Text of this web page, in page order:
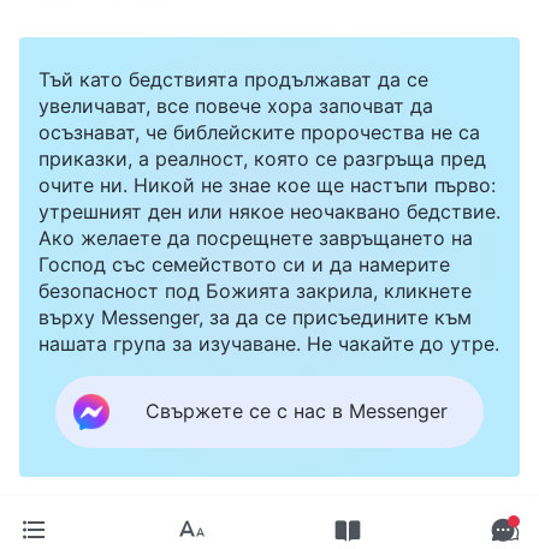
Тъй като бедствията продължават да се
увеличават, все повече хора започват да
осъзнават, че библейските пророчества не са
приказки, а реалност, която се разгръща пред
очите ни. Никой не знае кое ще настъпи първо:
утрешният ден или някое неочаквано бедствие.
Ако желаете да посрещнете завръщането на
Господ със семейството си и да намерите
безопасност под Божията закрила, кликнете
върху Messenger, за да се присъедините към
нашата група за изучаване. Не чакайте до утре.
Свържете се с нас в Messenger